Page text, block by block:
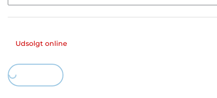
Udsolgt online
Loading...